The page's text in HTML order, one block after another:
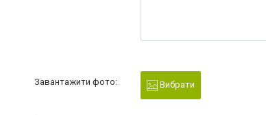
Завантажити фото: Вибрати